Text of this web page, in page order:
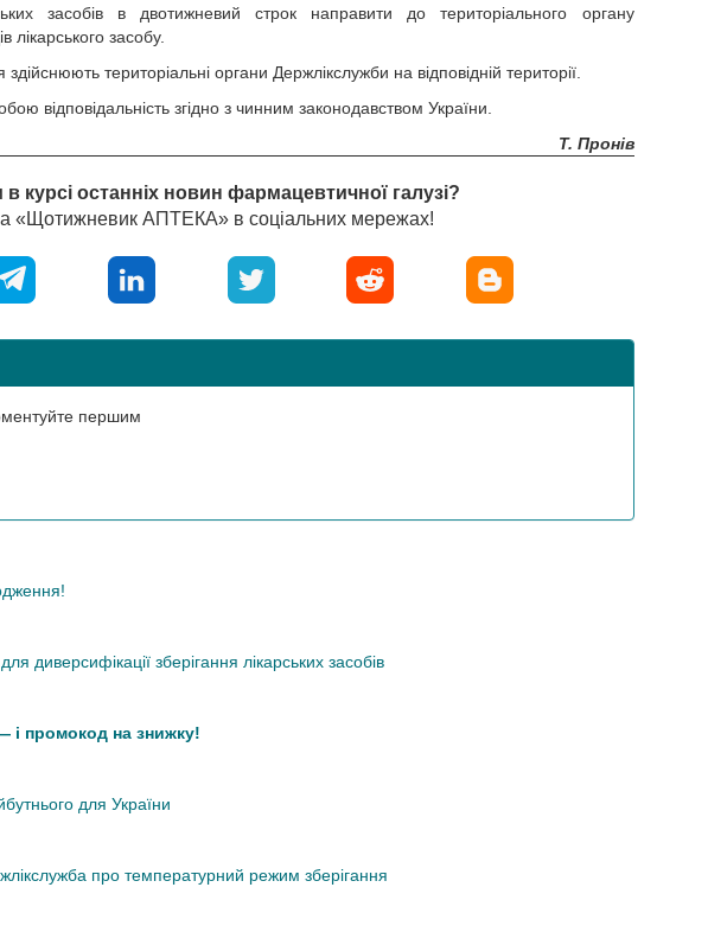
засобів в двотижневий строк направити до територіального органу
лікарського засобу.
територіальні органи Держлікслужби на відповідній території.
відповідальність згідно з чинним законодавством України.
Т. Пронів
курсі останніх новин фармацевтичної галузі?
«Щотижневик АПТЕКА» в соціальних мережах!
першим
диверсифікації зберігання лікарських засобів
і промокод на знижку!
для України
про температурний режим зберігання